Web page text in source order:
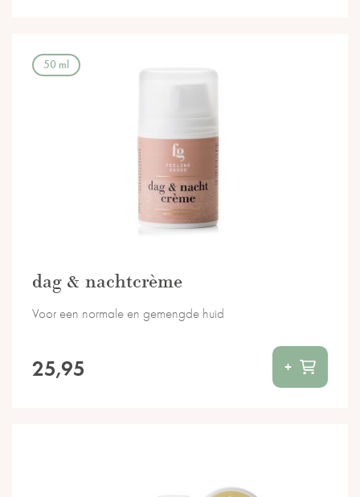
dag & nachtcrème
25,95 +
Voor een normale en gemengde huid
50 ml